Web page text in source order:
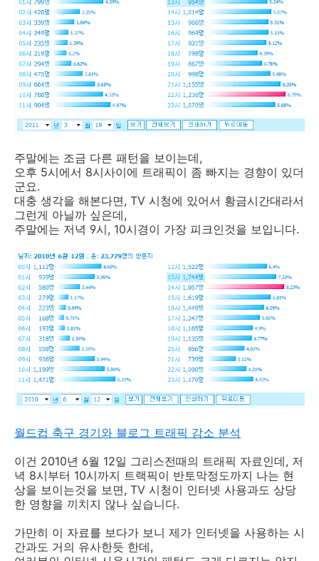
주말에는 조금 다른 패턴을 보이는데,
오후 5시에서 8시사이에 트래픽이 좀 빠지는 경향이 있더
군요.
대충 생각을 해본다면, TV 시청에 있어서 황금시간대라서
그런게 아닐까 싶은데,
주말에는 저녁 9시, 10시경이 가장 피크인것을 보입니다.
월드컵 축구 경기와 블로그 트래픽 감소 분석
이건 2010년 6월 12일 그리스전때의 트래픽 자료인데, 저
녁 8시부터 10시까지 트랙픽이 반토막정도까지 나는 현
상을 보이는것을 보면, TV 시청이 인터넷 사용과도 상당
한 영향을 끼치지 않나 싶습니다.
가만히 이 자료를 보다가 보니 제가 인터넷을 사용하는 시
간과도 거의 유사한듯 한데,